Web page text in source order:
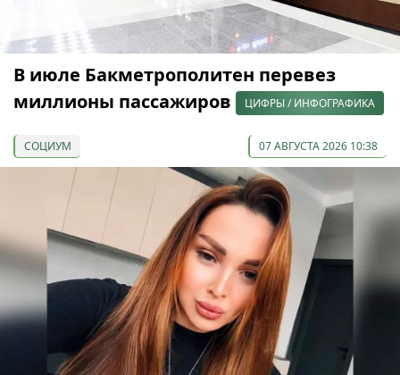
В июле Бакметрополитен перевез
миллионы пассажиров
ЦИФРЫ / ИНФОГРАФИКА
СОЦИУМ 07 АВГУСТА 2026 10:38